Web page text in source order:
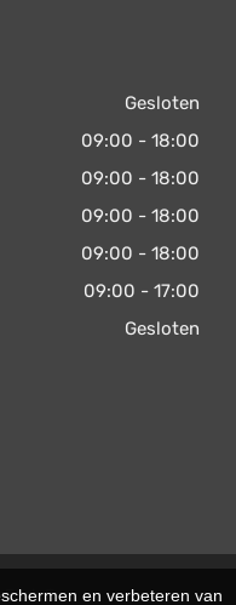
Gesloten
09:00 - 18:00
09:00 - 18:00
09:00 - 18:00
09:00 - 18:00
09:00 - 17:00
Gesloten
® en verbeteren van